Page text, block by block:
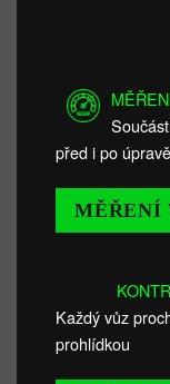
před i po
MĚŘENÍ
Každý vůz
prohlídkou